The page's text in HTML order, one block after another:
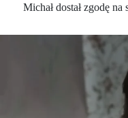
Michał dostał zgodę